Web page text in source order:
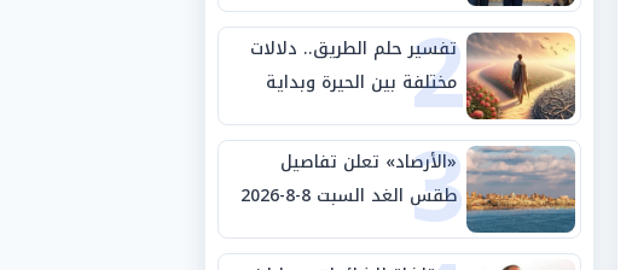
ينأى بنفسه وحليفه في
«ميتم استراتيجي»
2
تفسير حلم الطريق.. دلالات
مختلفة بين الحيرة وبداية
مرحلة جديدة
3
«الأرصاد» تعلن تفاصيل
طقس الغد السبت 8-8-2026
والظواهر الجوية